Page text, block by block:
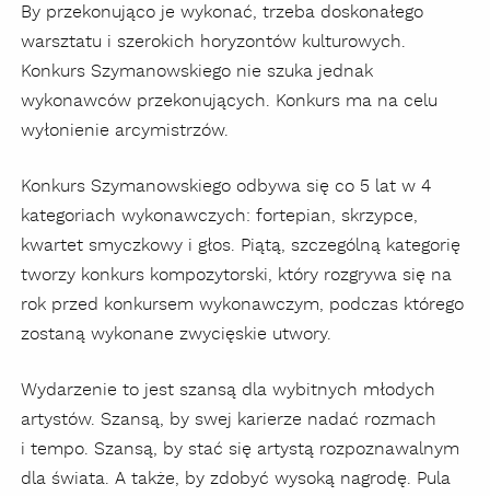
By przekonująco je wykonać, trzeba doskonałego
warsztatu i szerokich horyzontów kulturowych.
Konkurs Szymanowskiego nie szuka jednak
wykonawców przekonujących. Konkurs ma na celu
wyłonienie arcymistrzów.
Konkurs Szymanowskiego odbywa się co 5 lat w 4
kategoriach wykonawczych: fortepian, skrzypce,
kwartet smyczkowy i głos. Piątą, szczególną kategorię
tworzy konkurs kompozytorski, który rozgrywa się na
rok przed konkursem wykonawczym, podczas którego
zostaną wykonane zwycięskie utwory.
Wydarzenie to jest szansą dla wybitnych młodych
artystów. Szansą, by swej karierze nadać rozmach
i tempo. Szansą, by stać się artystą rozpoznawalnym
dla świata. A także, by zdobyć wysoką nagrodę. Pula